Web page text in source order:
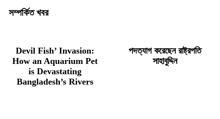
সম্পর্কিত খবর
Devil Fish’ Invasion:
How an Aquarium Pet
is Devastating
Bangladesh’s Rivers
পদত্যাগ করেছেন রাষ্ট্রপতি
সাহাবুদ্দিন